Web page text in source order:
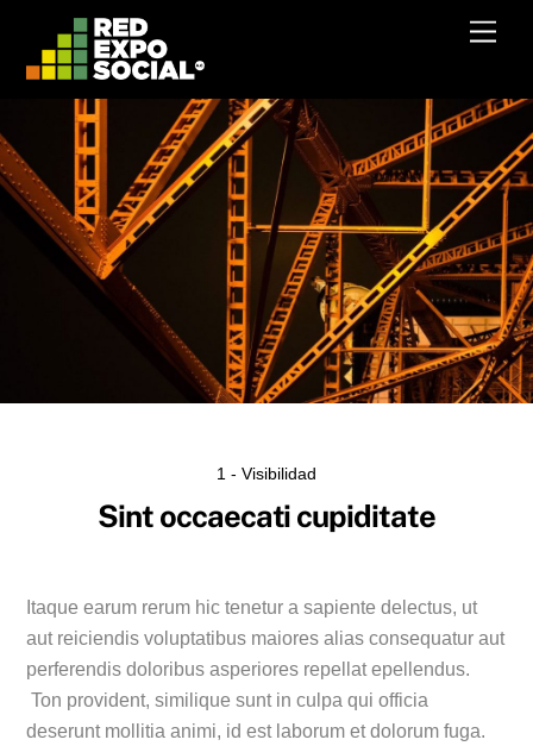
content
1 - Visibilidad
Sint occaecati cupiditate
Itaque earum rerum hic tenetur a sapiente delectus, ut
aut reiciendis voluptatibus maiores alias consequatur aut
perferendis doloribus asperiores repellat epellendus.
Ton provident, similique sunt in culpa qui officia
deserunt mollitia animi, id est laborum et dolorum fuga.